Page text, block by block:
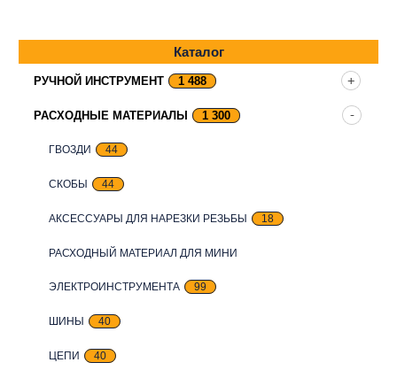
Каталог
РУЧНОЙ ИНСТРУМЕНТ 1 488
РАСХОДНЫЕ МАТЕРИАЛЫ 1 300
ГВОЗДИ 44
СКОБЫ 44
АКСЕССУАРЫ ДЛЯ НАРЕЗКИ РЕЗЬБЫ 18
РАСХОДНЫЙ МАТЕРИАЛ ДЛЯ МИНИ
ЭЛЕКТРОИНСТРУМЕНТА 99
ШИНЫ 40
ЦЕПИ 40